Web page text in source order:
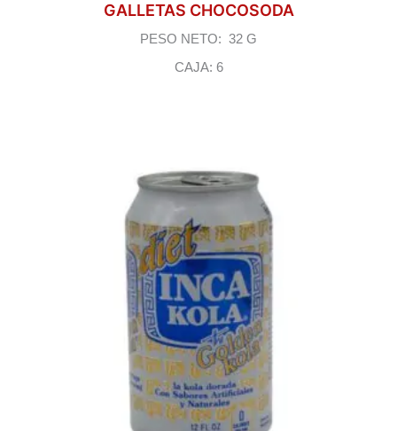
GALLETAS CHOCOSODA
PESO NETO: 32 G
CAJA: 6